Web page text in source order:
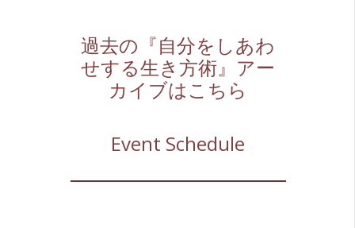
過去の『自分をしあわ
せする生き方術』アー
カイブはこちら
Event Schedule